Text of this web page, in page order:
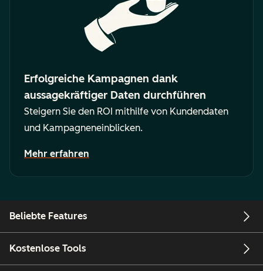
Erfolgreiche Kampagnen dank
aussagekräftiger Daten durchführen
Steigern Sie den ROI mithilfe von Kundendaten
und Kampagneneinblicken.
Mehr erfahren
Beliebte Features
Kostenlose Tools